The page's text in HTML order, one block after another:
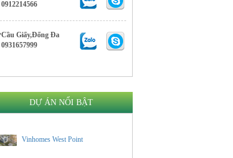
0912214566
Cầu Giấy,Đống Đa
0931657999
DỰ ÁN NỔI BẬT
Vinhomes West Point